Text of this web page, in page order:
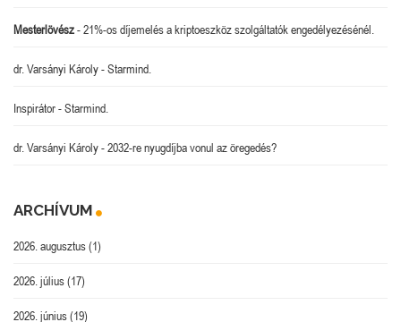
Mesterlövész-21%-os díjemelés a kriptoeszköz szolgáltatók engedélyezésénél.
dr. Varsányi Károly-Starmind.
Inspirátor-Starmind.
dr. Varsányi Károly-2032-re nyugdíjba vonul az öregedés?
ARCHÍVUM
2026. augusztus(1)
2026. július(17)
2026. június(19)